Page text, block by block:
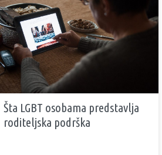
Šta LGBT osobama predstavlja
roditeljska podrška